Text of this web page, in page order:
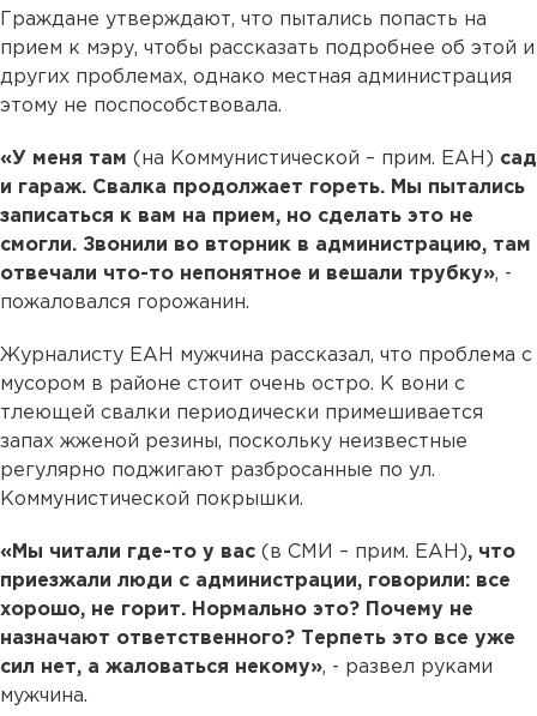
Граждане утверждают, что пытались попасть на
прием к мэру, чтобы рассказать подробнее об этой и
других проблемах, однако местная администрация
этому не поспособствовала.
«У меня там (на Коммунистической – прим. ЕАН) сад
и гараж. Свалка продолжает гореть. Мы пытались
записаться к вам на прием, но сделать это не
смогли. Звонили во вторник в администрацию, там
отвечали что-то непонятное и вешали трубку», -
пожаловался горожанин.
Журналисту ЕАН мужчина рассказал, что проблема с
мусором в районе стоит очень остро. К вони с
тлеющей свалки периодически примешивается
запах жженой резины, поскольку неизвестные
регулярно поджигают разбросанные по ул.
Коммунистической покрышки.
«Мы читали где-то у вас (в СМИ – прим. ЕАН), что
приезжали люди с администрации, говорили: все
хорошо, не горит. Нормально это? Почему не
назначают ответственного? Терпеть это все уже
сил нет, а жаловаться некому», - развел руками
мужчина.